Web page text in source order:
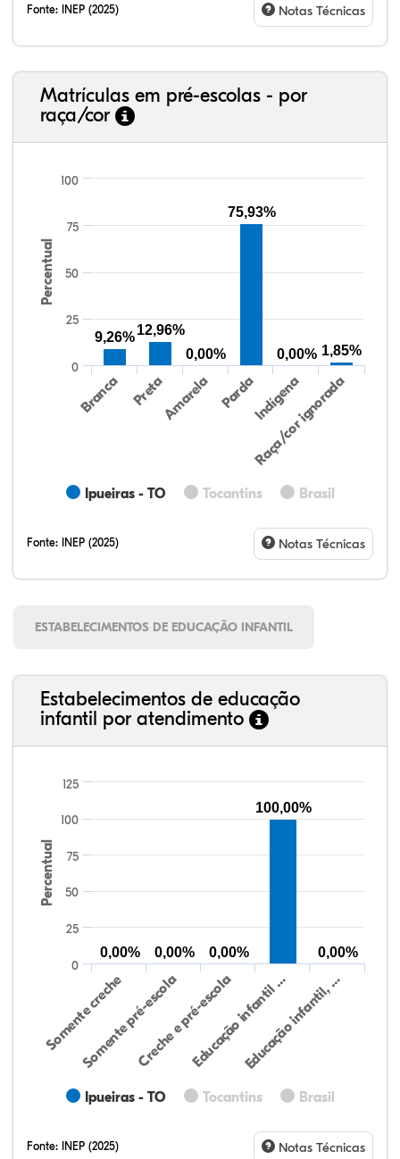
Fonte: INEP (2025) Notas Técnicas
Matrículas em pré-escolas - por
raça/cor
Percentual
Ipueiras - TO Tocantins Brasil
Branca PretaAmarela PardaIndígena
Raça/cor ignorada
0
25
50
75
100
9,26%12,96%
0,00%
75,93%
0,00% 1,85%
Fonte: INEP (2025) Notas Técnicas
ESTABELECIMENTOS DE EDUCAÇÃO INFANTIL
Estabelecimentos de educação
infantil por atendimento
Percentual
Ipueiras - TO Tocantins Brasil
Somente creche
Somente pré-escolaCreche e pré-escolaEducação infantil …
Educação infantil, …
0
25
50
75
100
125
0,00% 0,00% 0,00%
100,00%
0,00%
Fonte: INEP (2025) Notas Técnicas